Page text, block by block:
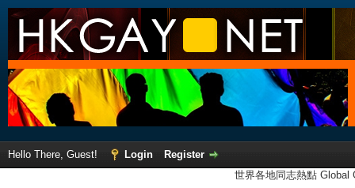
Hello There, Guest! Login
Register
世界各地同志熱點